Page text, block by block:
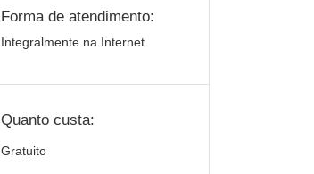
Forma de atendimento:
Integralmente na Internet
Quanto custa:
Gratuito